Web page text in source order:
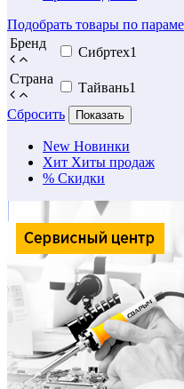
Подобрать товары по
Бренд
Сибртех1
Страна
Тайвань1
Сбросить
Показать
New Новинки
Хит Хиты продаж
% Скидки